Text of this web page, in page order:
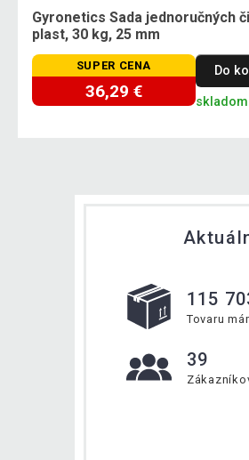
Gyronetics Sada jednoručných
plast, 30 kg, 25 mm
SUPER CENA
36,29 €
Do
skladom
115
Tovaru
39